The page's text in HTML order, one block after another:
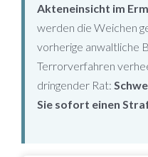
Akteneinsicht im
werden die Weichen
vorherige anwaltliche
Terrorverfahren
dringender Rat:
Sie sofort einen